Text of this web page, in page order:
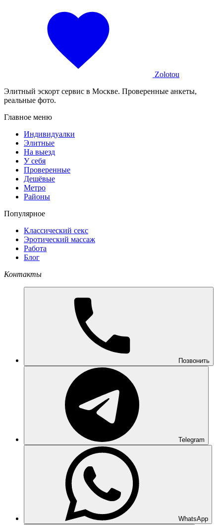
Zolotou
Элитный эскорт сервис в Москве. Проверенные анкеты,
реальные фото.
Главное меню
Индивидуалки
Элитные
На выезд
У себя
Проверенные
Дешёвые
Метро
Районы
Популярное
Классический секс
Эротический массаж
Работа
Блог
Контакты
Позвонить
Telegram
WhatsApp